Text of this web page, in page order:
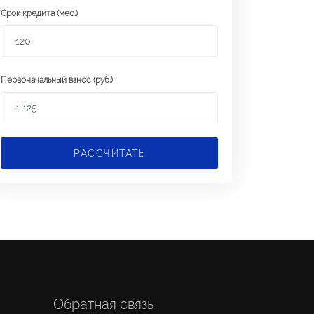
Срок кредита (мес.)
Первоначальный взнос (руб.)
РАССЧИТАТЬ
Обратная связь